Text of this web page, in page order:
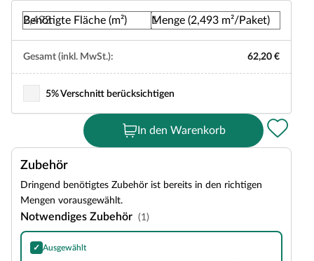
Benötigte Fläche (m²) Menge (2,493 m²/Paket)
Gesamt (inkl. MwSt.): 62,20 €
5% Verschnitt berücksichtigen
In den Warenkorb
Zubehör
Dringend benötigtes Zubehör ist bereits in den richtigen
Mengen vorausgewählt.
Notwendiges Zubehör (1)
✓ Ausgewählt
Dampfbremse LDPE-Folie, 30 m² Rolle